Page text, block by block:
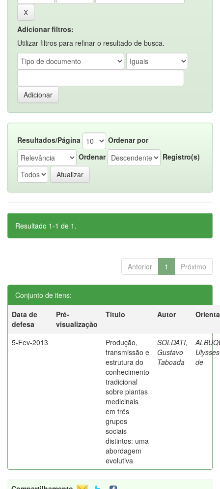
Adicionar filtros:
Utilizar filtros para refinar o resultado de busca.
Resultados/Página
Ordenar por
Ordenar
Registro(s)
Resultado 1-1 de 1.
Anterior 1 Próximo
Conjunto de itens:
Data de
defesa
Pré-
visualização
Título Autor
5-Fev-2013
Produção,
transmissão e
estrutura do
conhecimento
tradicional
sobre plantas
medicinais
em três
grupos
sociais
distintos: uma
abordagem
evolutiva
SOLDATI,
Gustavo
Taboada
de